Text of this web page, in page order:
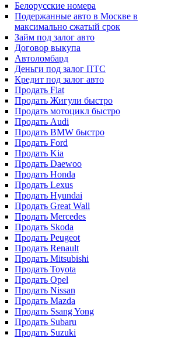
Белорусские номера
Подержанные авто в Москве в
максимально сжатый срок
Займ под залог авто
Договор выкупа
Автоломбард
Деньги под залог ПТС
Кредит под залог авто
Продать Fiat
Продать Жигули быстро
Продать мотоцикл быстро
Продать Audi
Продать BMW быстро
Продать Ford
Продать Kia
Продать Daewoo
Продать Honda
Продать Lexus
Продать Hyundai
Продать Great Wall
Продать Mercedes
Продать Skoda
Продать Peugeot
Продать Renault
Продать Mitsubishi
Продать Toyota
Продать Opel
Продать Nissan
Продать Mazda
Продать Ssang Yong
Продать Subaru
Продать Suzuki